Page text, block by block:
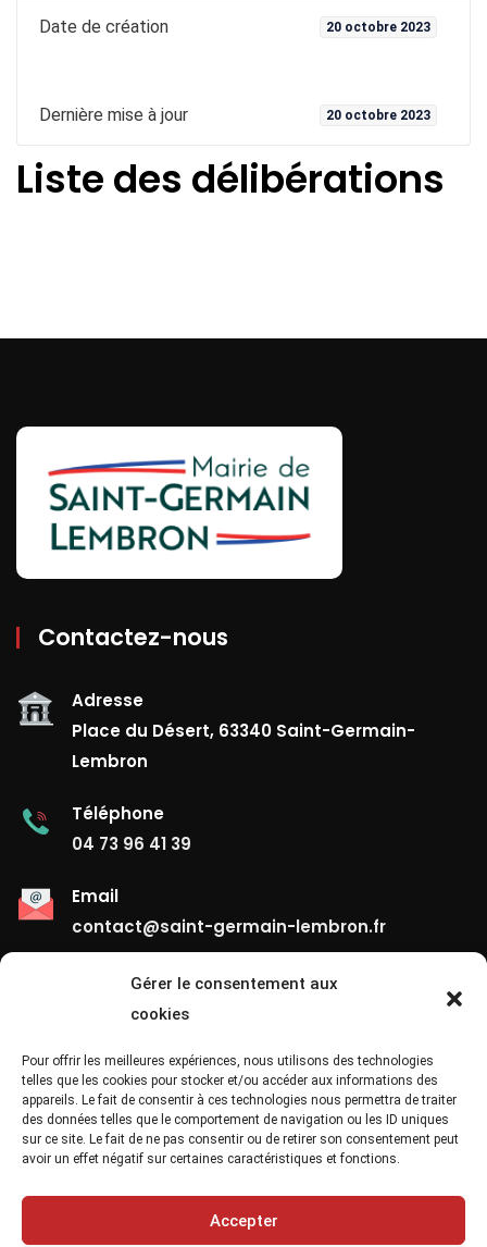
Gérer le consentement aux
cookies
Pour offrir les meilleures expériences, nous utilisons des technologies
telles que les cookies pour stocker et/ou accéder aux informations des
appareils. Le fait de consentir à ces technologies nous permettra de traiter
des données telles que le comportement de navigation ou les ID uniques
sur ce site. Le fait de ne pas consentir ou de retirer son consentement peut
avoir un effet négatif sur certaines caractéristiques et fonctions.
Accepter
Date de création 20 octobre 2023
Dernière mise à jour 20 octobre 2023
Liste des délibérations
Contactez-nous
Adresse
Place du Désert, 63340 Saint-Germain-
Lembron
Téléphone
04 73 96 41 39
Email
contact@saint-germain-lembron.fr
Liens Utiles
Contact
Mentions Légales
Confidentialité
Site Map